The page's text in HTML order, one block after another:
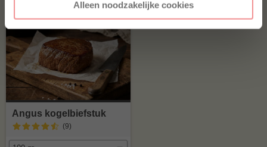
Alleen noodzakelijke cookies
Angus kogelbiefstuk
(9)